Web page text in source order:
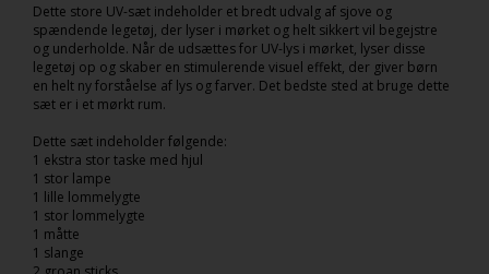
Dette store UV-sæt indeholder et bredt udvalg af sjove og
spændende legetøj, der lyser i mørket og helt sikkert vil begejstre
og underholde. Når de udsættes for UV-lys i mørket, lyser disse
legetøj op og skaber en stimulerende visuel effekt, der giver børn
en helt ny forståelse af lys og farver. Det bedste sted at bruge dette
sæt er i et mørkt rum.
Dette sæt indeholder følgende:
1 ekstra stor taske med hjul
1 stor lampe
1 lille lommelygte
1 stor lommelygte
1 måtte
1 slange